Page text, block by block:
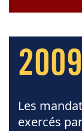
2009
Les
exercés